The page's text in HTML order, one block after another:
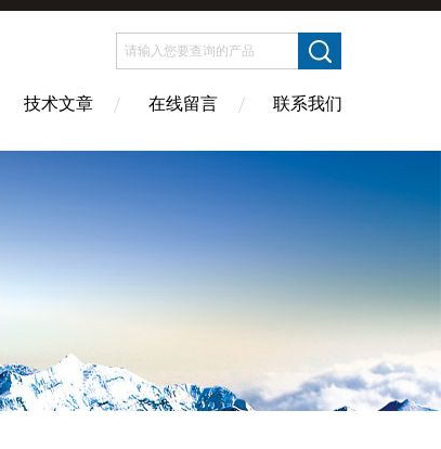
技术文章 在线留言 联系我们